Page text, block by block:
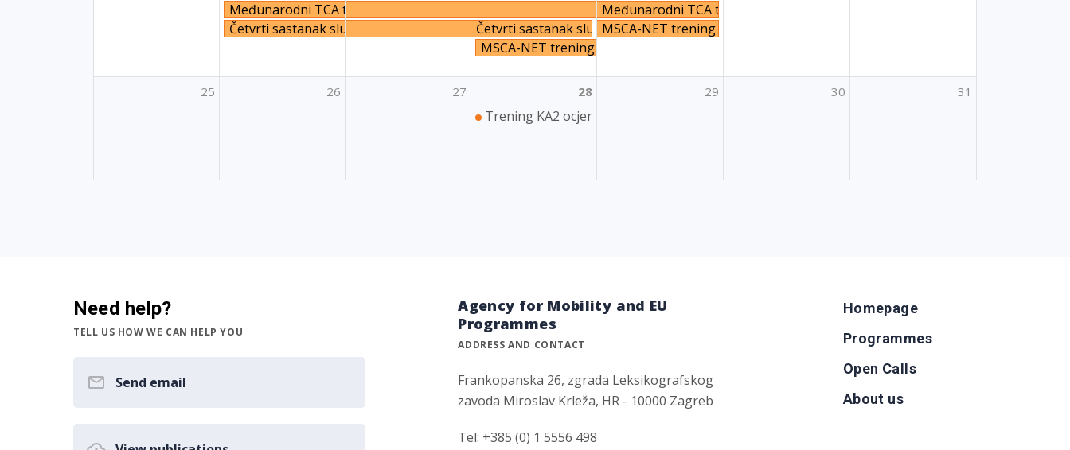
Međunarodni TCA trening "Do IT in Youth Work"
Četvrti sastanak službenika za uključivanje i raznolikostČetvrti sastanak službenika za uključivanje i raznolikost
MSCA-NET trening
Međunarodni TCA trening "Do IT in Youth Work"
MSCA-NET trening
25 26 27 28
Trening KA2 ocjenjivača
29 30 31
Need help?
TELL US HOW WE CAN HELP YOU
Send email
Agency for Mobility and EU
Programmes
ADDRESS AND CONTACT
Frankopanska 26, zgrada Leksikografskog
zavoda Miroslav Krleža, HR - 10000 Zagreb
Tel: +385 (0) 1 5556 498
Homepage
Programmes
Open Calls
About us